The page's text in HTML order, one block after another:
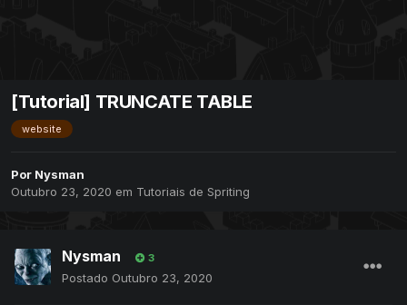
[Tutorial] TRUNCATE TABLE
website
Por Nysman
Outubro 23, 2020 em Tutoriais de Spriting
Nysman 3
Postado Outubro 23, 2020